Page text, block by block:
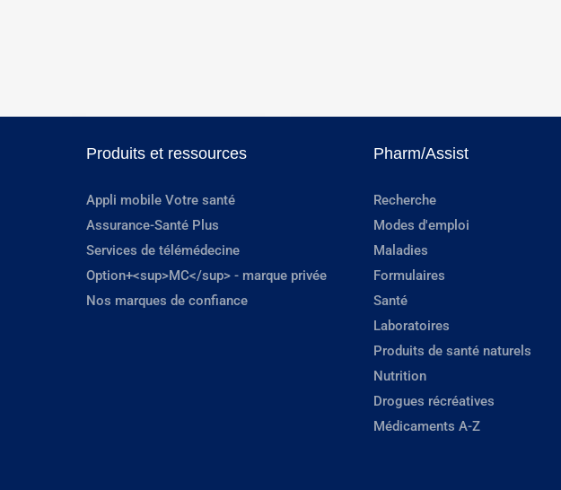
Produits et ressources
Appli mobile Votre santé
Assurance-Santé Plus
Services de télémédecine
Option+<sup>MC</sup> - marque privée
Nos marques de confiance
Pharm/Assist
Recherche
Modes d'emploi
Maladies
Formulaires
Santé
Laboratoires
Produits de santé naturels
Nutrition
Drogues récréatives
Médicaments A-Z